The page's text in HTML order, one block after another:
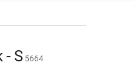
- S 5664